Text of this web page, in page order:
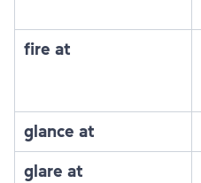
fire at
glance at
glare at